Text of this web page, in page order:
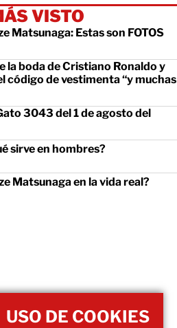
VISTO
Matsunaga: Estas son FOTOS
la boda de Cristiano Ronaldo y
código de vestimenta “y muchas
3043 del 1 de agosto del
sirve en hombres?
Matsunaga en la vida real?
USO DE COOKIES